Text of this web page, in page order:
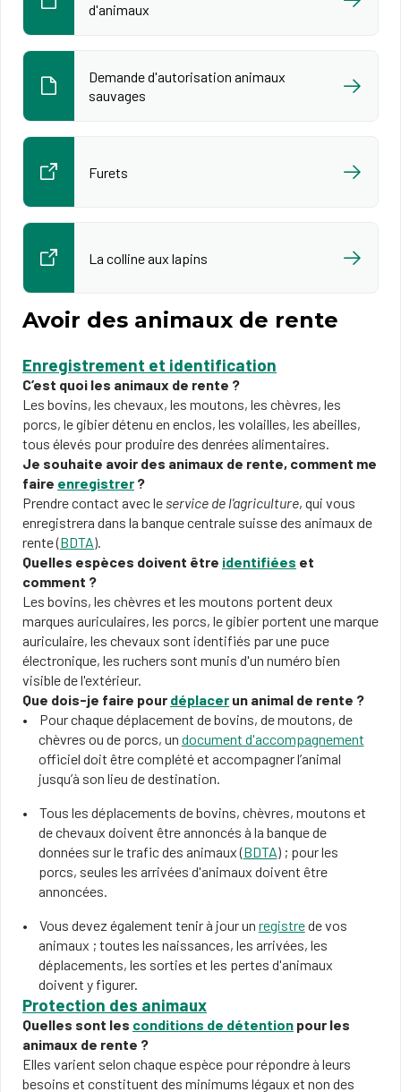
d'animaux
Demande d'autorisation animaux
sauvages
Furets
La colline aux lapins
Avoir des animaux de rente
Enregistrement et identification
C’est quoi les animaux de rente ?
Les bovins, les chevaux, les moutons, les chèvres, les
porcs, le gibier détenu en enclos, les volailles, les abeilles,
tous élevés pour produire des denrées alimentaires.
Je souhaite avoir des animaux de rente, comment me
faire enregistrer ?
Prendre contact avec le service de l'agriculture, qui vous
enregistrera dans la banque centrale suisse des animaux de
rente (BDTA).
Quelles espèces doivent être identifiées et
comment ?
Les bovins, les chèvres et les moutons portent deux
marques auriculaires, les porcs, le gibier portent une marque
auriculaire, les chevaux sont identifiés par une puce
électronique, les ruchers sont munis d'un numéro bien
visible de l'extérieur.
Que dois-je faire pour déplacer un animal de rente ?
Pour chaque déplacement de bovins, de moutons, de
chèvres ou de porcs, un document d'accompagnement
officiel doit être complété et accompagner l’animal
jusqu’à son lieu de destination.
Tous les déplacements de bovins, chèvres, moutons et
de chevaux doivent être annoncés à la banque de
données sur le trafic des animaux (BDTA) ; pour les
porcs, seules les arrivées d'animaux doivent être
annoncées.
Vous devez également tenir à jour un registrede vos
animaux ; toutes les naissances, les arrivées, les
déplacements, les sorties et les pertes d'animaux
doivent y figurer.
Protection des animaux
Quelles sont les conditions de détention pour les
animaux de rente ?
Elles varient selon chaque espèce pour répondre à leurs
besoins et constituent des minimums légaux et non des